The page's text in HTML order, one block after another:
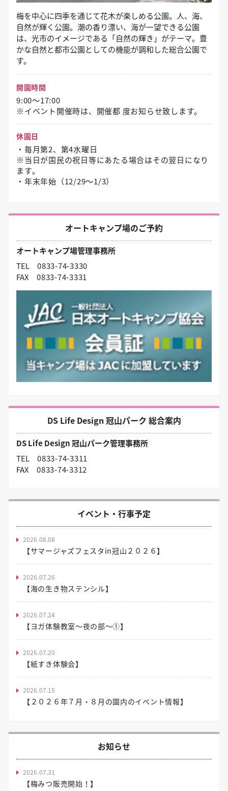
梅を中心に四季を通じて花木が楽しめる公園。人、海、
自然が輝く公園。潮の香り漂い、海が一望できる公園
は、光市のイメージである「自然の輝き」がテーマ。豊
かな自然と都市公園としての機能が調和した総合公園で
す。
開園時間
9:00～17:00
※イベント開催時は、開催都 度お知らせ致します。
休園日
・毎月第2、第4水曜日
※当日が国民の祝日等にあたる場合はその翌日になり
ます。
・年末年始（12/29〜1/3）
オートキャンプ場のご予約
オートキャンプ場管理事務所
TEL 0833-74-3330
FAX 0833-74-3331
DS Life Design 冠山パーク 総合案内
DS Life Design 冠山パーク管理事務所
TEL 0833-74-3311
FAX 0833-74-3312
イベント・行事予定
2026.08.08
【サマージャズフェスタin冠山２０２６】
2026.07.26
【海の生き物ステンシル】
2026.07.24
【ヨガ体験教室～夜の部～①】
2026.07.20
【紙すき体験会】
2026.07.15
【２０２６年７月・８月の園内のイベント情報】
お知らせ
2026.07.31
【梅みつ販売開始！】